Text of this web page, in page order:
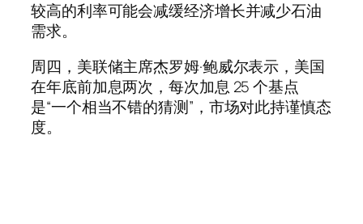
较高的利率可能会减缓经济增长并减少石油
需求。
周四，美联储主席杰罗姆·鲍威尔表示，美国
在年底前加息两次，每次加息 25 个基点
是“一个相当不错的猜测”，市场对此持谨慎态
度。